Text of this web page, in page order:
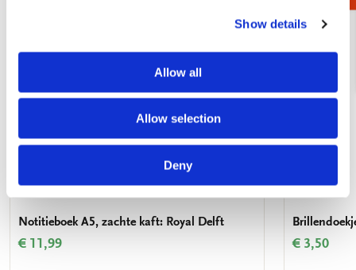
Show details
Allow all
Allow selection
Deny
Notitieboek A5, zachte kaft: Royal Delft
€ 11,99 € 3,50